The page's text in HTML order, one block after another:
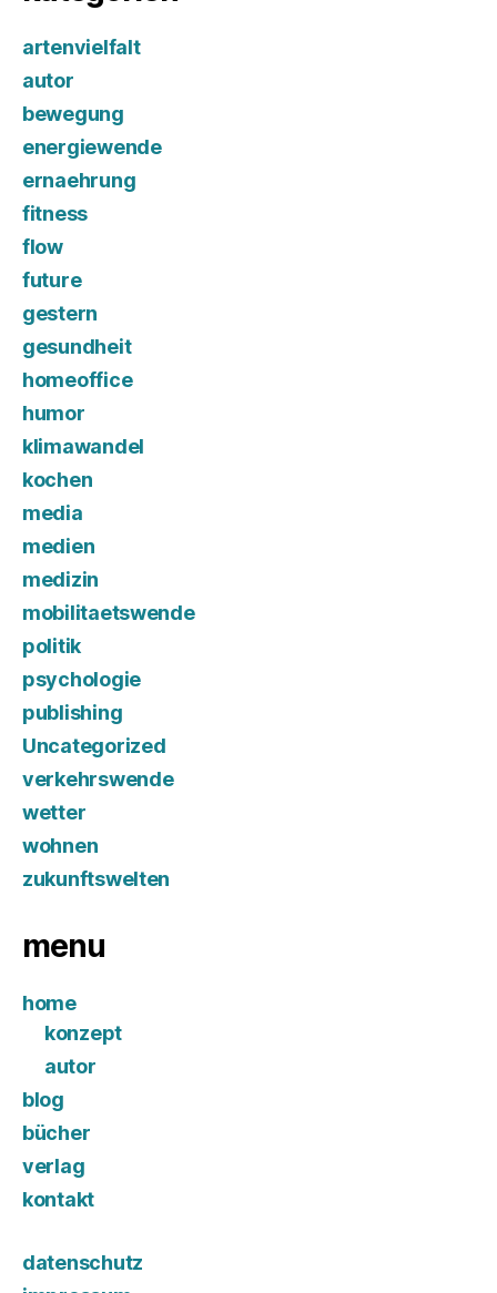
artenvielfalt
autor
bewegung
energiewende
ernaehrung
fitness
flow
future
gestern
gesundheit
homeoffice
humor
klimawandel
kochen
media
medien
medizin
mobilitaetswende
politik
psychologie
publishing
Uncategorized
verkehrswende
wetter
wohnen
zukunftswelten
menu
home
konzept
autor
blog
bücher
verlag
kontakt
datenschutz